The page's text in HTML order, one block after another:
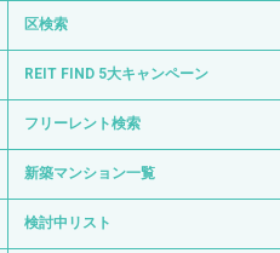
区検索
REIT FIND 5大キャンペーン
フリーレント検索
新築マンション一覧
検討中リスト